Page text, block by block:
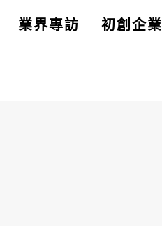
業界專訪 初創企業